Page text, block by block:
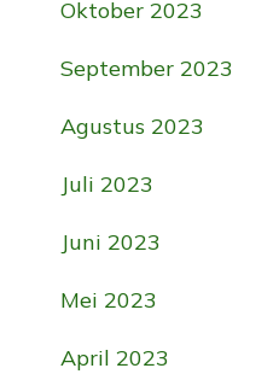
Oktober 2023
September 2023
Agustus 2023
Juli 2023
Juni 2023
Mei 2023
April 2023